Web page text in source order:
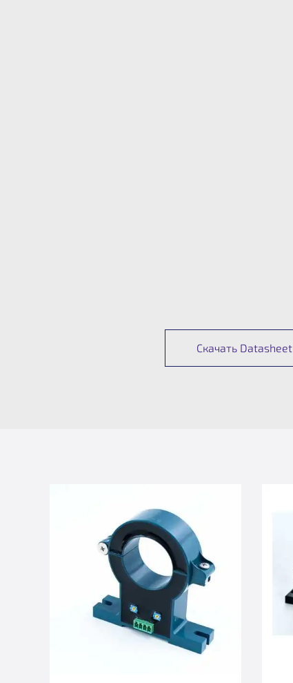
Скачать Datasheet